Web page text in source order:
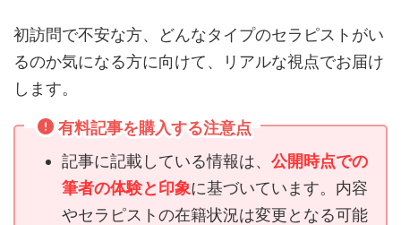
初訪問で不安な方、どんなタイプのセラピストがい
るのか気になる方に向けて、リアルな視点でお届け
します。
有料記事を購入する注意点
記事に記載している情報は、 公開時点での
筆者の体験と印象に基づいています。内容
やセラピストの在籍状況は変更となる可能